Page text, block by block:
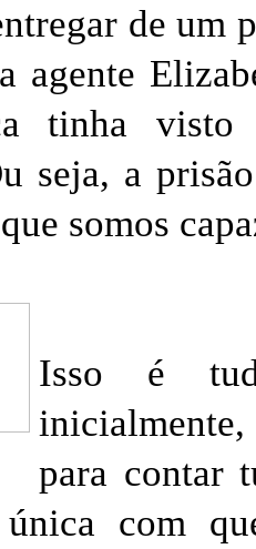
de um
agente
tinha
seja, a
somos
Isso é
para contar
com